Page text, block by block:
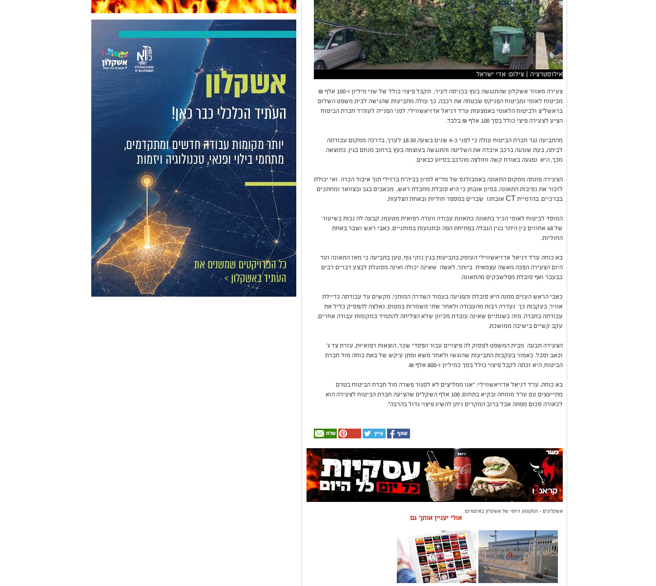
אילוסטרציה | צילום: אדי ישראל
צעירה מאזור אשקלון שהתנגשה בעץ בכניסה לעיר, תקבל פיצוי כולל של שני מיליון ו-100 אלף ₪
מביטוח לאומי ומביטוח הפניקס שבטחה את רכבה. כך עולה מתביעות שהגישה לבית משפט השלום
בראשל"צ ולביטוח הלאומי באמצעות עו"ד דניאל אדזיאשווילי. לפני הפנייה לעוה"ד חברת הביטוח
הציע לצעירה פיצי כולל בסך 100 אלף ₪ בלבד.
מהתביעה נגד חברת הביטוח עולה כי לפני כ-4 שנים בשעה 18:30 לערך, בדרכה ממקום עבודתה
לביתה, בעת שנהגה ברכב איבדה את השליטה והתנגשה בעוצמה בעץ ברחוב מנחם בגין. כתוצאה
מכך, היא נפגעה באורח קשה וחולצה מהרכב בסיוע כבאים.
הצעירה פונתה ממקום התאונה באמבולנס של מד"א למיון בביה"ח ברזילי תוך איבוד הכרה ואי יכולת
לזכור את נסיבות התאונה. במיון אובחן כי היא סובלת מחבלת ראש, מכאבים בגב ובצוואר ומחתכים
בברכיים. בהדמיית CT אובחנו שברים במספר חוליות ובאחת הצלעות.
המוסד לביטוח לאומי הכיר בתאונה כתאונת עבודה וועדה רפואית מטעמו, קבעה לה נכות בשיעור
של 68 אחוזים בין היתר בגין הגבלה בפתיחת הפה ובתנועות במותניים, כאבי ראש ושבר באחת
החוליות.
בא כוחה עו"ד דניאל אדזיאשווילי העוסק בתביעות בגין נזקי גוף, טען בתביעה כי מאז התאונה ועד
היום הצעירה הפכה מאשה עצמאית ביותר, לאשה שאינה יכולה ואינה מסוגלת לבצע דברים רבים
כבעבר ואף סובלת מפלשבקים מהתאונה.
כאבי הראש העזים ממנה היא סובלת והפגיעה בעמוד השדרה המותני, מקשים על עבודתה כדיילת
אוויר. בעקבות כך נעדרה רבות מהעבודה ולאחר שתי משמרות במטוס, נאלצה להפסיק כליל את
עבודתה בחברה. מזה כשנתיים שאינה עובדת מכיוון שלא הצליחה להתמיד במקומות עבודה אחרים,
עקב קשיים בישיבה ממושכת.
הצעירה תבעה מבית המשפט לפסוק לה פיצויים עבור הפסדי שכר, הוצאות רפואיות, עזרת צד ג'
וכאב וסבל. כאמור בעקבות התביעות שהוגשו ולאחר משא ומתן עיקש של באת כוחה מול חברת
הביטוח, היא זכתה לקבל פיצוי כולל בסך כמיליון ו-800 אלף ₪.
בא כוחה, עו"ד דניאל אדזיאשווילי: "אנו ממליצים לא לסגור פשרה מול חברת הביטוח בטרם
מתייעצים עם עו"ד מומחה ובקיא בתחום. 100 אלף השקלים שהציעה חברת הביטוח לצעירה הוא
לכאורה סכום מפתה אבל ברוב המקרים ניתן להשיג פיצוי גדול בהרבה".
אשקלונים - המקומון היומי של אשקלון באינטרנט
אולי יעניין אותך גם